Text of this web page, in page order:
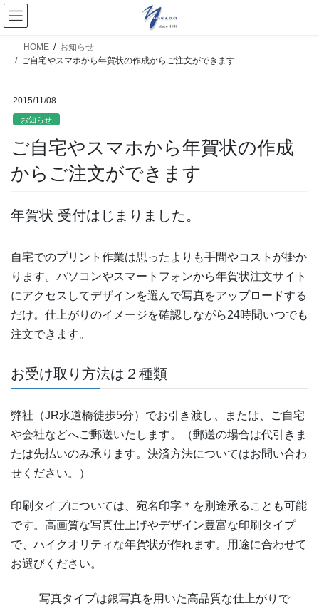
HOME
お知らせ
ご自宅やスマホから年賀状の作成からご注文ができます
2015/11/08
お知らせ
ご自宅やスマホから年賀状の作成
からご注文ができます
年賀状 受付はじまりました。
自宅でのプリント作業は思ったよりも手間やコストが掛か
ります。パソコンやスマートフォンから年賀状注文サイト
にアクセスしてデザインを選んで写真をアップロードする
だけ。仕上がりのイメージを確認しながら24時間いつでも
注文できます。
お受け取り方法は２種類
弊社（JR水道橋徒歩5分）でお引き渡し、または、ご自宅
や会社などへご郵送いたします。（郵送の場合は代引きま
たは先払いのみ承ります。決済方法についてはお問い合わ
せください。）
印刷タイプについては、宛名印字 ＊ を別途承ることも可能
です。高画質な写真仕上げやデザイン豊富な印刷タイプ
で、ハイクオリティな年賀状が作れます。用途に合わせて
お選びください。
写真タイプは銀写真を用いた高品質な仕上がりで